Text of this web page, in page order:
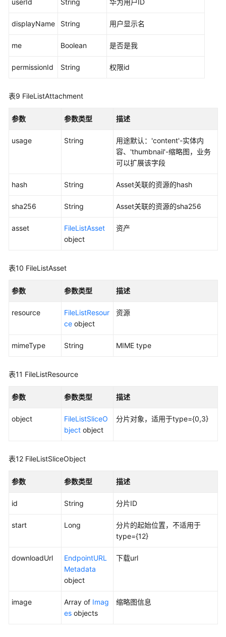
户
授
见
频
助
档
通
参
产
术
任
等
userId String 华为用户ID
displayName String 用户显示名
me Boolean 是否是我
permissionId String 权限id
表9 FileListAttachment
参数 参数类型 描述
usage String
用途默认：'content'-实体内
容、'thumbnail'-缩略图，业务
可以扩展该字段
hash String Asset关联的资源的hash
sha256 String Asset关联的资源的sha256
asset
FileListAsset
object
资产
表10 FileListAsset
参数 参数类型 描述
resource
FileListResour
ce object
资源
mimeType String MIME type
表11 FileListResource
参数 参数类型 描述
object
FileListSliceO
bject object
分片对象，适用于type={0,3}
表12 FileListSliceObject
参数 参数类型 描述
id String 分片ID
start Long
分片的起始位置，不适用于
type={12}
downloadUrl
EndpointURL
Metadata
object
下载url
image Array of Imag
es objects
缩略图信息